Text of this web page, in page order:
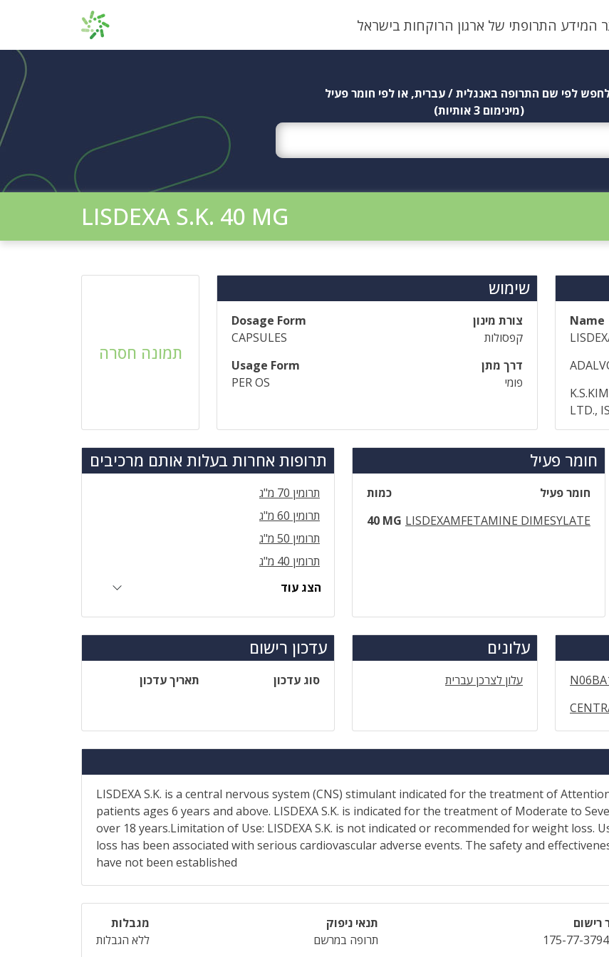
המידע התרופתי של ארגון הרוקחות בישראל
לחפש לפי שם התרופה באנגלית / עברית, או לפי חומר פעיל
(מינימום 3 אותיות)
LISDEXA S.K. 40 MG
Name
LTD.,
שימוש
צורת מינון
Dosage Form
קפסולות
CAPSULES
דרך מתן
Usage Form
פומי
PER OS
תמונה חסרה
חומר פעיל
חומר פעיל
כמות
LISDEXAMFETAMINE DIMESYLATE
40 MG
תרופות אחרות בעלות אותם מרכיבים
תרומין 70 מ"ג
תרומין 60 מ"ג
תרומין 50 מ"ג
תרומין 40 מ"ג
הצג עוד
עלונים
עלון לצרכן עברית
עדכון רישום
סוג עדכון תאריך עדכון
LISDEXA S.K. is a central nervous system (CNS) stimulant indicated for the treatment of
patients ages 6 years and above. LISDEXA S.K. is indicated for the treatment of Moderate to
over 18 years.Limitation of Use: LISDEXA S.K. is not indicated or recommended for weight
loss has been associated with serious cardiovascular adverse events. The safety and
have not been established
רישום
175-77-
תנאי ניפוק
תרופה במרשם
מגבלות
ללא הגבלות